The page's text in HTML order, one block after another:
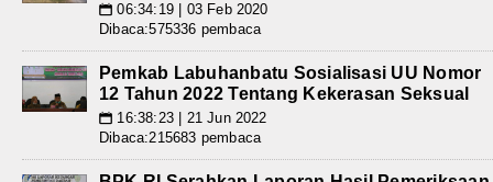
📅 06:34:19 | 03 Feb 2020
Dibaca:575336 pembaca
Pemkab Labuhanbatu Sosialisasi UU Nomor
12 Tahun 2022 Tentang Kekerasan Seksual
📅 16:38:23 | 21 Jun 2022
Dibaca:215683 pembaca